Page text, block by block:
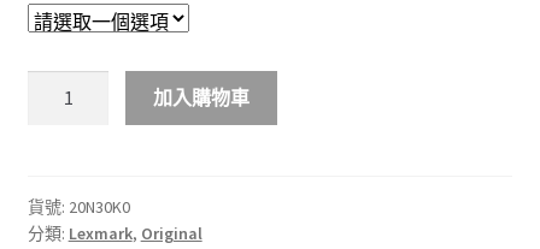
$550.00
20N30M0
原
加入購物車
貨號: 20N30K0
分類: Lexmark, Original